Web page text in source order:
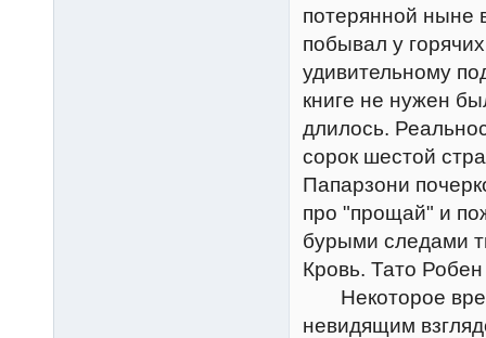
потерянной
побывал у
удивительному
книге не нужен
длилось.
сорок шестой
Папарзони
про "прощай" и
бурыми следами
Кровь. Тато
Некоторое
невидящим